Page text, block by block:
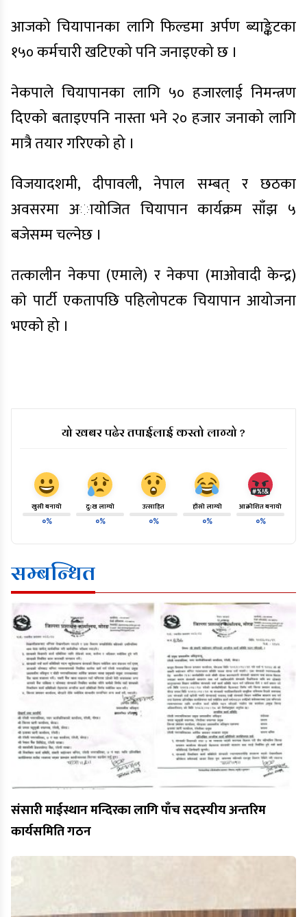
आजको चियापानका लागि फिल्डमा अर्पण ब्याङ्केटका
१५० कर्मचारी खटिएको पनि जनाइएको छ ।
नेकपाले चियापानका लागि ५० हजारलाई निमन्त्रण
दिएको बताइएपनि नास्ता भने २० हजार जनाको लागि
मात्रै तयार गरिएको हो ।
विजयादशमी, दीपावली, नेपाल सम्बत् र छठका
अवसरमा अायाेजित चियापान कार्यक्रम साँझ ५
बजेसम्म चल्नेछ ।
तत्कालीन नेकपा (एमाले) र नेकपा (माओवादी केन्द्र)
काे पार्टी एकतापछि पहिलोपटक चियापान आयोजना
भएको हो ।
यो खबर पढेर तपाईलाई कस्तो लाग्यो ?
खुसी बनायो
०%
दु:ख लाग्यो
०%
उत्साहित
०%
हाँसो लाग्यो
०%
आक्रोशित बनायो
०%
सम्बन्धित
संसारी माईस्थान मन्दिरका लागि पाँच सदस्यीय अन्तरिम
कार्यसमिति गठन